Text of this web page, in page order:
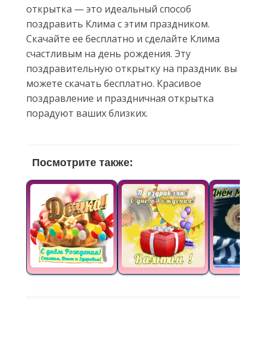
открытка — это идеальный способ
поздравить Клима с этим праздником.
Скачайте ее бесплатно и сделайте Клима
счастливым на день рождения. Эту
поздравительную открытку на праздник вы
можете скачать бесплатно. Красивое
поздравление и праздничная открытка
порадуют ваших близких.
Посмотрите также: